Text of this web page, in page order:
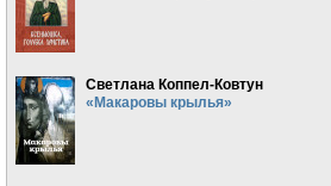
Светлана Коппел-Ковтун
«Макаровы крылья»